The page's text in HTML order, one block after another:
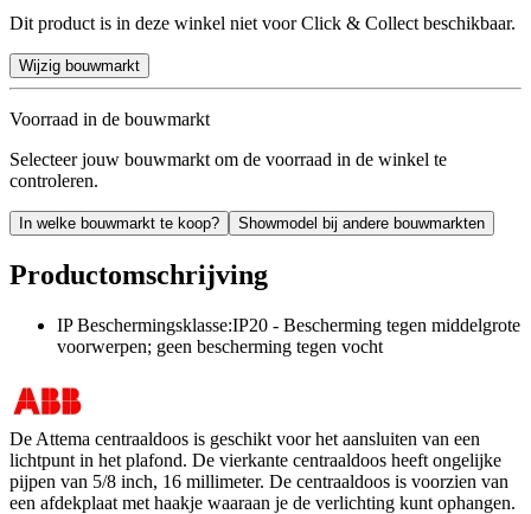
Dit product is in deze winkel niet voor Click & Collect beschikbaar.
Wijzig bouwmarkt
Voorraad in de bouwmarkt
Selecteer jouw bouwmarkt om de voorraad in de winkel te
controleren.
In welke bouwmarkt te koop? Showmodel bij andere bouwmarkten
Productomschrijving
IP Beschermingsklasse:IP20 - Bescherming tegen middelgrote
voorwerpen; geen bescherming tegen vocht
De Attema centraaldoos is geschikt voor het aansluiten van een
lichtpunt in het plafond. De vierkante centraaldoos heeft ongelijke
pijpen van 5/8 inch, 16 millimeter. De centraaldoos is voorzien van
een afdekplaat met haakje waaraan je de verlichting kunt ophangen.